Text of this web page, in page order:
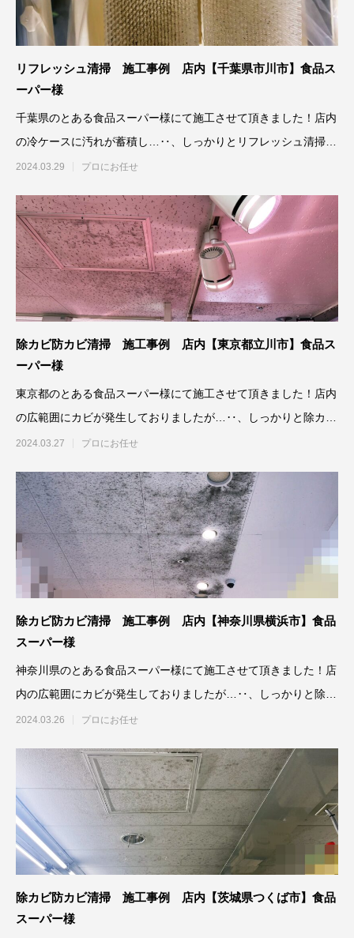
リフレッシュ清掃 施工事例 店内【千葉県市川市】食品ス
ーパー様
千葉県のとある食品スーパー様にて施工させて頂きました！店内
の冷ケースに汚れが蓄積し…‥、しっかりとリフレッシュ清掃さ
せていただき
2024.03.29 プロにお任せ
除カビ防カビ清掃 施工事例 店内【東京都立川市】食品ス
ーパー様
東京都のとある食品スーパー様にて施工させて頂きました！店内
の広範囲にカビが発生しておりましたが…‥、しっかりと除カビ
防カビ施工さ
2024.03.27 プロにお任せ
除カビ防カビ清掃 施工事例 店内【神奈川県横浜市】食品
スーパー様
神奈川県のとある食品スーパー様にて施工させて頂きました！店
内の広範囲にカビが発生しておりましたが…‥、しっかりと除カ
ビ防カビ施工
2024.03.26 プロにお任せ
除カビ防カビ清掃 施工事例 店内【茨城県つくば市】食品
スーパー様